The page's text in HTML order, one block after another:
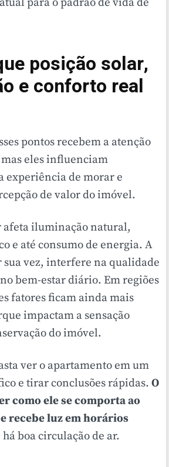
posição solar,
e conforto real
pontos recebem a atenção
eles influenciam
experiência de morar e
de valor do imóvel.
afeta iluminação natural,
e até consumo de energia. A
vez, interfere na qualidade
bem-estar diário. Em regiões
fatores ficam ainda mais
impactam a sensação
do imóvel.
ver o apartamento em um
e tirar conclusões rápidas. O
como ele se comporta ao
recebe luz em horários
há boa circulação de ar.